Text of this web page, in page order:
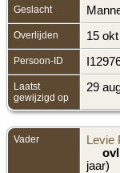
Geslacht
Overlijden 15
Persoon-ID
Laatst
gewijzigd op
29
Vader Levie
jaar)